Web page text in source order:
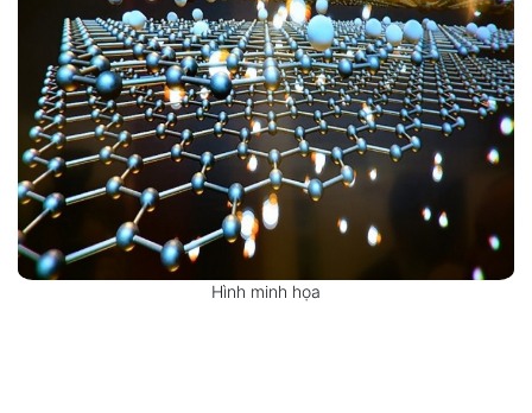
Hình minh họa